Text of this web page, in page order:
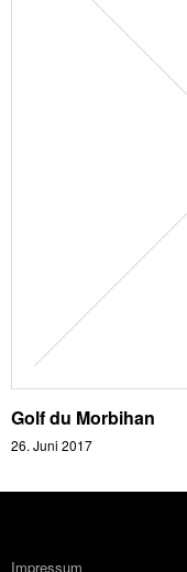
Golf du Morbihan
26. Juni 2017
Impressum